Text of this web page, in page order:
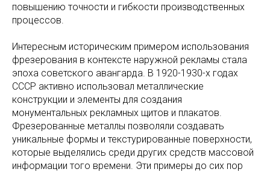
повышению точности и гибкости производственных
процессов.
Интересным историческим примером использования
фрезерования в контексте наружной рекламы стала
эпоха советского авангарда. В 1920-1930-х годах
СССР активно использовал металлические
конструкции и элементы для создания
монументальных рекламных щитов и плакатов.
Фрезерованные металлы позволяли создавать
уникальные формы и текстурированные поверхности,
которые выделялись среди других средств массовой
информации того времени. Эти примеры до сих пор